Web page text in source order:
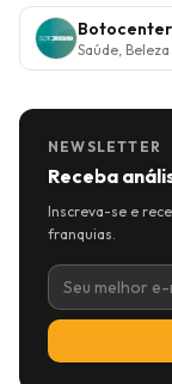
Botocenter
Saúde,
NEWSLETTER
Receba
Inscreva-se e
franquias.